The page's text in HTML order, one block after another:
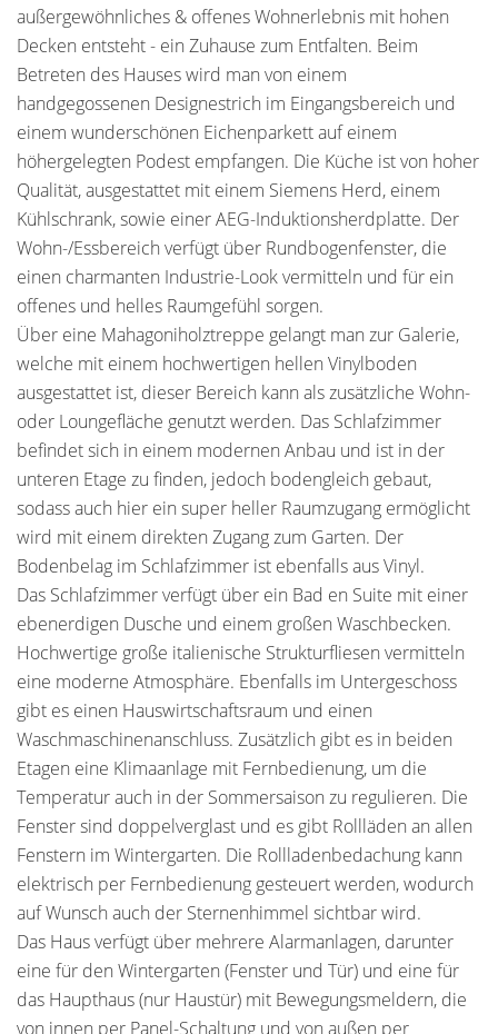
außergewöhnliches & offenes Wohnerlebnis mit hohen
Decken entsteht - ein Zuhause zum Entfalten. Beim
Betreten des Hauses wird man von einem
handgegossenen Designestrich im Eingangsbereich und
einem wunderschönen Eichenparkett auf einem
höhergelegten Podest empfangen. Die Küche ist von hoher
Qualität, ausgestattet mit einem Siemens Herd, einem
Kühlschrank, sowie einer AEG-Induktionsherdplatte. Der
Wohn-/Essbereich verfügt über Rundbogenfenster, die
einen charmanten Industrie-Look vermitteln und für ein
offenes und helles Raumgefühl sorgen.
Über eine Mahagoniholztreppe gelangt man zur Galerie,
welche mit einem hochwertigen hellen Vinylboden
ausgestattet ist, dieser Bereich kann als zusätzliche Wohn-
oder Loungefläche genutzt werden. Das Schlafzimmer
befindet sich in einem modernen Anbau und ist in der
unteren Etage zu finden, jedoch bodengleich gebaut,
sodass auch hier ein super heller Raumzugang ermöglicht
wird mit einem direkten Zugang zum Garten. Der
Bodenbelag im Schlafzimmer ist ebenfalls aus Vinyl.
Das Schlafzimmer verfügt über ein Bad en Suite mit einer
ebenerdigen Dusche und einem großen Waschbecken.
Hochwertige große italienische Strukturfliesen vermitteln
eine moderne Atmosphäre. Ebenfalls im Untergeschoss
gibt es einen Hauswirtschaftsraum und einen
Waschmaschinenanschluss. Zusätzlich gibt es in beiden
Etagen eine Klimaanlage mit Fernbedienung, um die
Temperatur auch in der Sommersaison zu regulieren. Die
Fenster sind doppelverglast und es gibt Rollläden an allen
Fenstern im Wintergarten. Die Rollladenbedachung kann
elektrisch per Fernbedienung gesteuert werden, wodurch
auf Wunsch auch der Sternenhimmel sichtbar wird.
Das Haus verfügt über mehrere Alarmanlagen, darunter
eine für den Wintergarten (Fenster und Tür) und eine für
das Haupthaus (nur Haustür) mit Bewegungsmeldern, die
von innen per Panel-Schaltung und von außen per